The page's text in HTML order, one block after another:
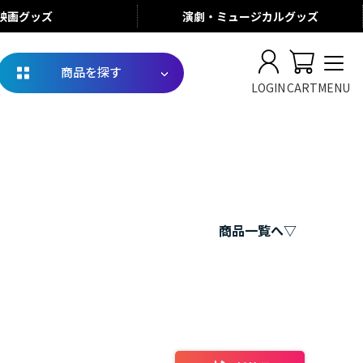
画グッズ 演劇・ミュージカルグッズ
商品を探す
LOGINCARTMENU
商品一覧へ▽